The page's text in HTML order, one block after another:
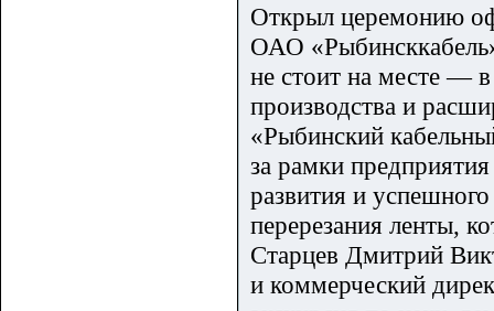
Открыл церемонию
ОАО
не стоит на месте —
производства и
«Рыбинский
за рамки
развития и
перерезания ленты,
Старцев Дмитрий
и коммерческий